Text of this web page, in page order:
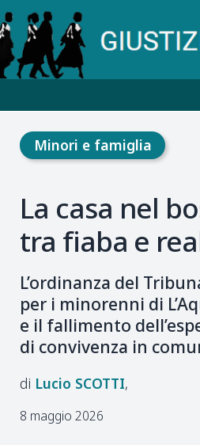
Minori e famiglia
La casa nel
tra fiaba e
L’ordinanza del
per i minorenni di
e il fallimento
di convivenza in
Lucio SCOTTI
8 maggio 2026